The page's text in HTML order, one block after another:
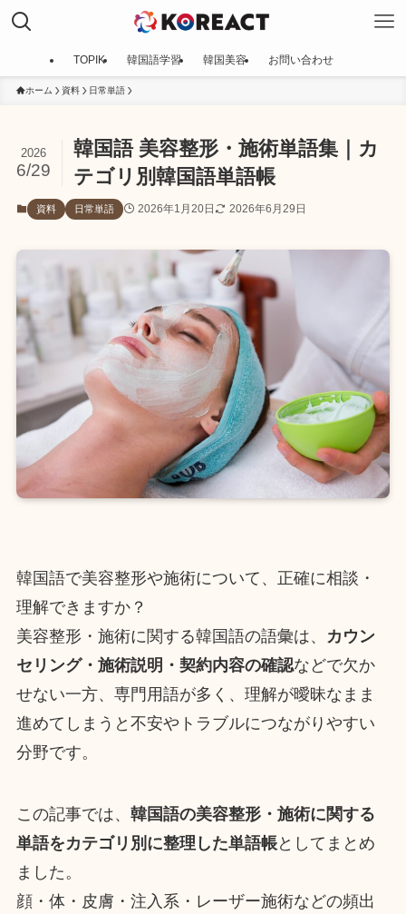
TOPIK 韓国語学習 韓国美容 お問い合わせ
ホーム 資料 日常単語
韓国語 美容整形・施術単語集｜カ
テゴリ別韓国語単語帳
2026
6/29
資料 日常単語 2026年1月20日 2026年6月29日
韓国語で美容整形や施術について、正確に相談・
理解できますか？
美容整形・施術に関する韓国語の語彙は、
カウン
セリング・施術説明・契約内容の確認などで欠か
せない一方、専門用語が多く、理解が曖昧なまま
進めてしまうと不安やトラブルにつながりやすい
分野です。
この記事では、 韓国語の美容整形・施術に関する
単語をカテゴリ別に整理した単語帳としてまとめ
ました。
顔・体・皮膚・注入系・レーザー施術などの頻出